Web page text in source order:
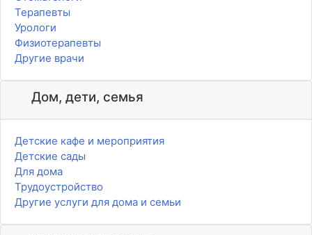
Терапевты
Урологи
Физиотерапевты
Другие врачи
Дом, дети, семья
Детские кафе и мероприятия
Детские сады
Для дома
Трудоустройство
Другие услуги для дома и семьи